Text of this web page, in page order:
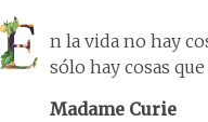
n la vida no hay
sólo hay cosas
Madame Curie